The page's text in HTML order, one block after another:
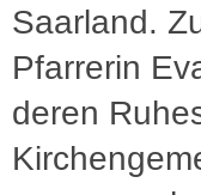
Saarland.
Pfarrerin
deren